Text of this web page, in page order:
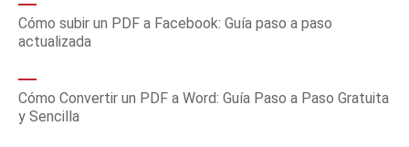
Cómo subir un PDF a Facebook: Guía paso a paso
actualizada
Cómo Convertir un PDF a Word: Guía Paso a Paso Gratuita
y Sencilla